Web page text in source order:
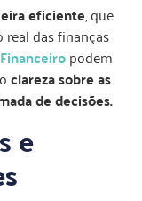
eficiente, que
das finanças
podem
clareza sobre as
de decisões.
e